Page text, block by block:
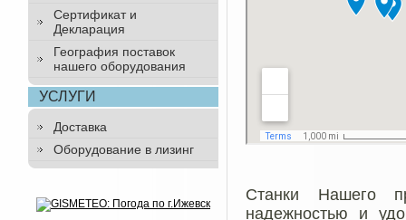
Сертификат и
Декларация
География поставок
нашего оборудования
УСЛУГИ
Доставка
Оборудование в лизинг
Станки Нашего
надежностью и